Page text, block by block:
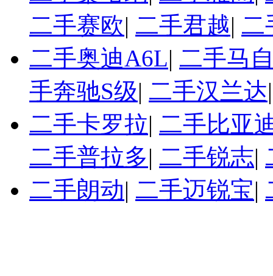
二手赛欧| 二手君越| 二
二手奥迪A6L| 二手马
手奔驰S级| 二手汉兰达
二手卡罗拉| 二手比亚
二手普拉多| 二手锐志|
二手朗动| 二手迈锐宝|